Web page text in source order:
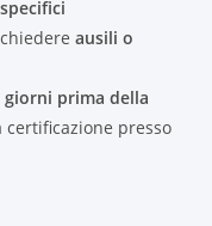
ausili o
giorni prima della
certificazione presso